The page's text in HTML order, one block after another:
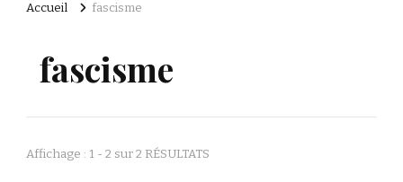
Accueil fascisme
fascisme
Affichage : 1 - 2 sur 2 RÉSULTATS